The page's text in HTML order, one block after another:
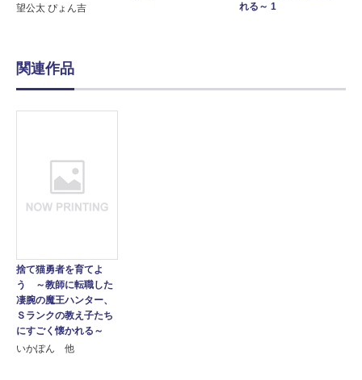
望公太 ぴょん吉
れる～ 1
関連作品
捨て猫勇者を育てよ
う ～教師に転職した
凄腕の魔王ハンター、
Ｓランクの教え子たち
にすごく懐かれる～
いかぽん 他